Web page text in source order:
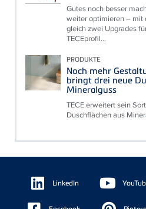
Gutes noch besser
weiter optimieren – mit
gleich zwei Upgrades
TECEprofil...
PRODUKTE
Noch mehr
bringt drei neue
Mineralguss
TECE erweitert sein
Duschflächen aus
Floating
Sidebar LinkedIn